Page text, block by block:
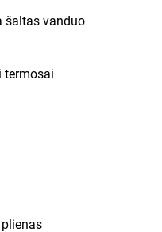
šaltas vanduo
termosai